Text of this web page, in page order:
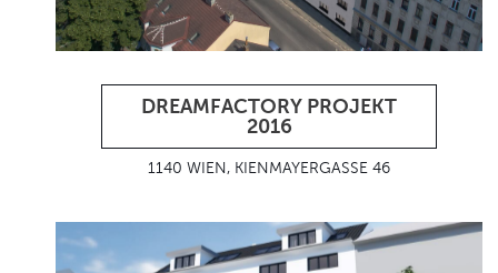
DREAMFACTORY PROJEKT
2016
1140 WIEN, KIENMAYERGASSE 46